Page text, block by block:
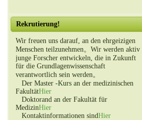
Rekrutierung!
Wir freuen uns darauf, an den ehrgeizigen
Menschen teilzunehmen。Wir werden aktiv
junge Forscher entwickeln, die in Zukunft
für die Grundlagenwissenschaft
verantwortlich sein werden。
Der Master -Kurs an der medizinischen
FakultätHier
Doktorand an der Fakultät für
MedizinHier
Kontaktinformationen sindHier